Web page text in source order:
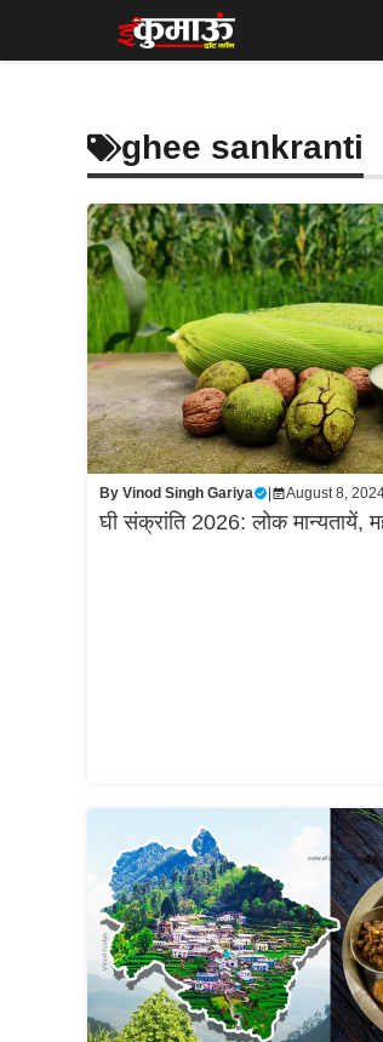
ghee sankranti
By Vinod Singh Gariya August 8,
घी संक्रांति 2026: लोक मान्यतायें,